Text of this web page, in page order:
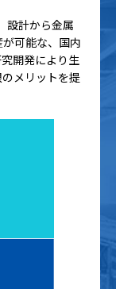
設計から金属
可能な、国内
開発により生
メリットを提